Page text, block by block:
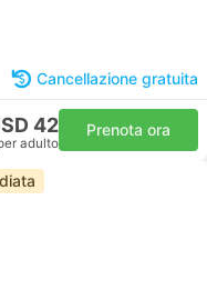
Cancellazione gratuita
42
adulto
Prenota ora